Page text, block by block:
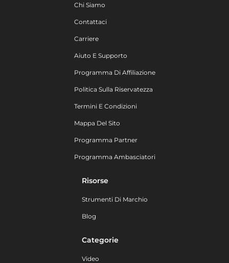
Chi Siamo
Contattaci
Carriere
Aiuto E Supporto
Programma Di Affiliazione
Politica Sulla Riservatezza
Termini E Condizioni
Mappa Del Sito
Programma Partner
Programma Ambasciatori
Risorse
Strumenti Di Marchio
Blog
Categorie
Video